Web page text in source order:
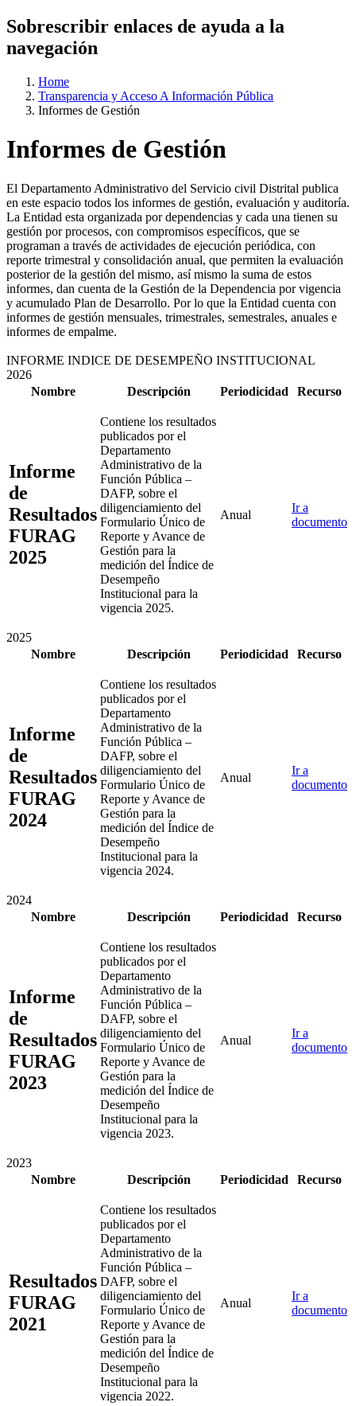
Sobrescribir enlaces de ayuda a la
navegación
Home
Transparencia y Acceso A Información Pública
Informes de Gestión
Informes de Gestión
El Departamento Administrativo del Servicio civil Distrital publica
en este espacio todos los informes de gestión, evaluación y auditoría.
La Entidad esta organizada por dependencias y cada una tienen su
gestión por procesos, con compromisos específicos, que se
programan a través de actividades de ejecución periódica, con
reporte trimestral y consolidación anual, que permiten la evaluación
posterior de la gestión del mismo, así mismo la suma de estos
informes, dan cuenta de la Gestión de la Dependencia por vigencia
y acumulado Plan de Desarrollo. Por lo que la Entidad cuenta con
informes de gestión mensuales, trimestrales, semestrales, anuales e
informes de empalme.
INFORME INDICE DE DESEMPEÑO INSTITUCIONAL
2026
Nombre
Descripción Periodicidad Recurso
Informe
de
Resultados
FURAG
2025
Contiene los resultados
publicados por el
Departamento
Administrativo de la
Función Pública –
DAFP, sobre el
diligenciamiento del
Formulario Único de
Reporte y Avance de
Gestión para la
medición del Índice de
Desempeño
Institucional para la
vigencia 2025.
Anual
Ir a
documento
2025
Nombre
Descripción Periodicidad Recurso
Informe
de
Resultados
FURAG
2024
Contiene los resultados
publicados por el
Departamento
Administrativo de la
Función Pública –
DAFP, sobre el
diligenciamiento del
Formulario Único de
Reporte y Avance de
Gestión para la
medición del Índice de
Desempeño
Institucional para la
vigencia 2024.
Anual
Ir a
documento
2024
Nombre
Descripción Periodicidad Recurso
Informe
de
Resultados
FURAG
2023
Contiene los resultados
publicados por el
Departamento
Administrativo de la
Función Pública –
DAFP, sobre el
diligenciamiento del
Formulario Único de
Reporte y Avance de
Gestión para la
medición del Índice de
Desempeño
Institucional para la
vigencia 2023.
Anual
Ir a
documento
2023
Nombre
Descripción Periodicidad Recurso
Resultados
FURAG
2021
Contiene los resultados
publicados por el
Departamento
Administrativo de la
Función Pública –
DAFP, sobre el
diligenciamiento del
Formulario Único de
Reporte y Avance de
Gestión para la
medición del Índice de
Desempeño
Institucional para la
vigencia 2022.
Anual
Ir a
documento